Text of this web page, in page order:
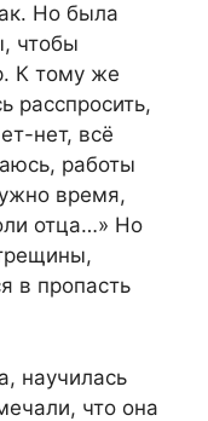
Но была
чтобы
К тому же
расспросить,
нет, всё
работы
время,
отца…» Но
в пропасть
научилась
что она